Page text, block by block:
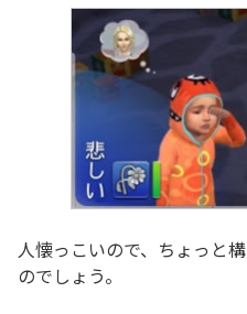
人懐っこいので、ちょっと
のでしょう。